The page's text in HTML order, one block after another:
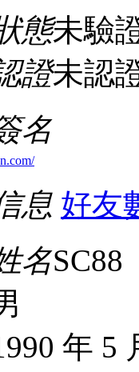
態未驗
證未認
名
息 好友
名SC88
年 5